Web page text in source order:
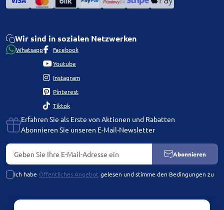
Wir sind in sozialen Netzwerken
Whatsapp Facebook
Youtube
Instagram
Pinterest
Tiktok
Erfahren Sie als Erste von Aktionen und Rabatten
Abonnieren Sie unseren E-Mail-Newsletter
Abonnieren
Ich habe Öffentliches Angebot gelesen und stimme den Bedingungen zu